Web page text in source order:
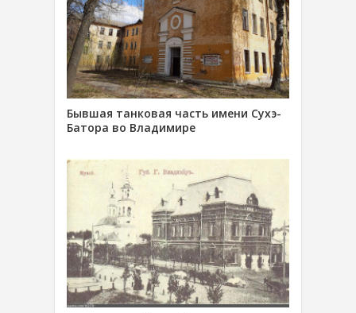
Бывшая танковая часть имени Сухэ-
Батора во Владимире